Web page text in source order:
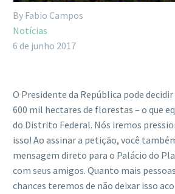
By Fabio Campos
Notícias
6 de junho 2017
O Presidente da República pode
600 mil hectares de florestas – o que
do Distrito Federal. Nós iremos
isso! Ao assinar a petição, você
mensagem direto para o Palácio do
com seus amigos. Quanto mais
chances teremos de não deixar isso